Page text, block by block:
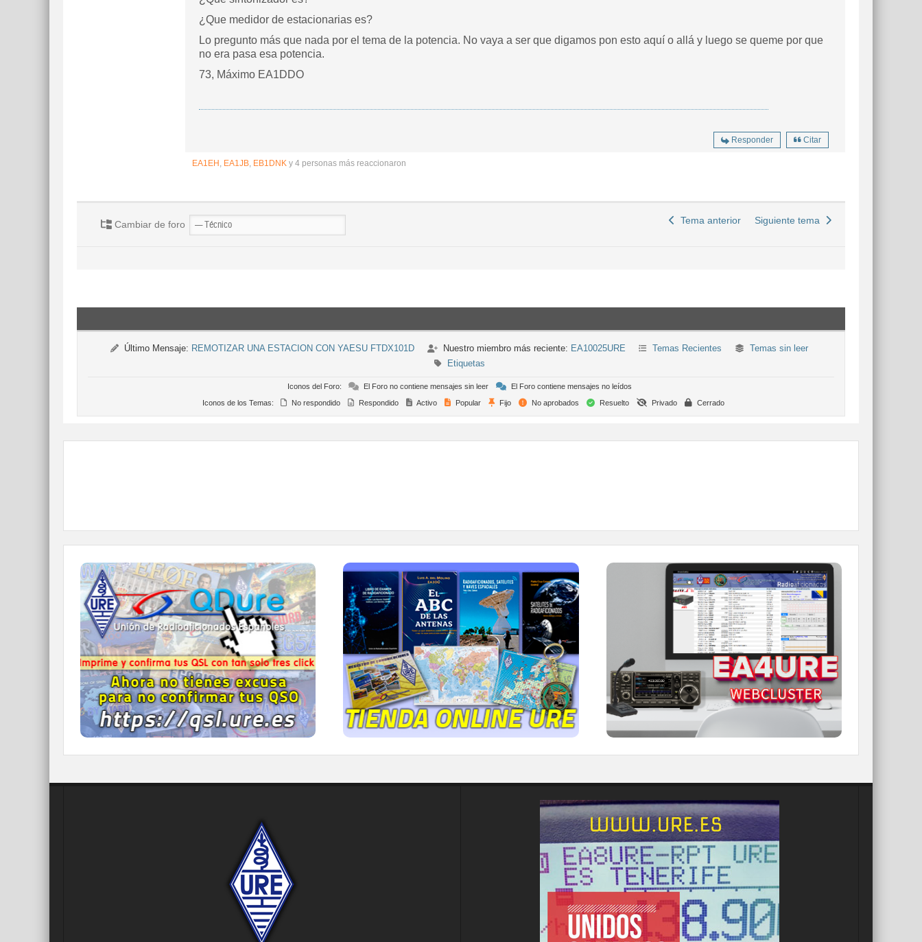
¿Que medidor de estacionarias es?
Lo pregunto más que nada por el tema de la potencia. No vaya a ser que digamos pon esto aquí o allá y luego se queme por que
no era pasa esa potencia.
73, Máximo EA1DDO
Responder Citar
EA1EH , EA1JB, EB1DNK y 4 personas más reaccionaron
Cambiar de foro Tema anterior Siguiente tema
Último Mensaje: REMOTIZAR UNA ESTACION CON YAESU FTDX101D Nuestro miembro más reciente: EA10025URE Temas Recientes
Temas sin leer
Etiquetas
Iconos del Foro: El Foro no contiene mensajes sin leer
El Foro contiene mensajes no leídos
Iconos de los Temas:
No respondido Respondido Activo Popular Fijo No aprobados Resuelto Privado Cerrado
QDURE - https://qsl.ure.es
Imprime y confirma tus QSL en tan solo tres
click.
Nunca fue tan fácil y cómodo
el confirmar tus contactos.
IR A QDURE
TIENDA ONLINE URE
Publicaciones, mapas, polos, camisetas,
gorras, tazas, forros polares y mucho más...
IR A LA TIENDA DE URE
WEBCLUSTER EA4URE
Conoce el nuevo WebCluster de URE,
ahora con nuevos filtros e información y
compatible con GDURE
IR A WEBCLUSTER